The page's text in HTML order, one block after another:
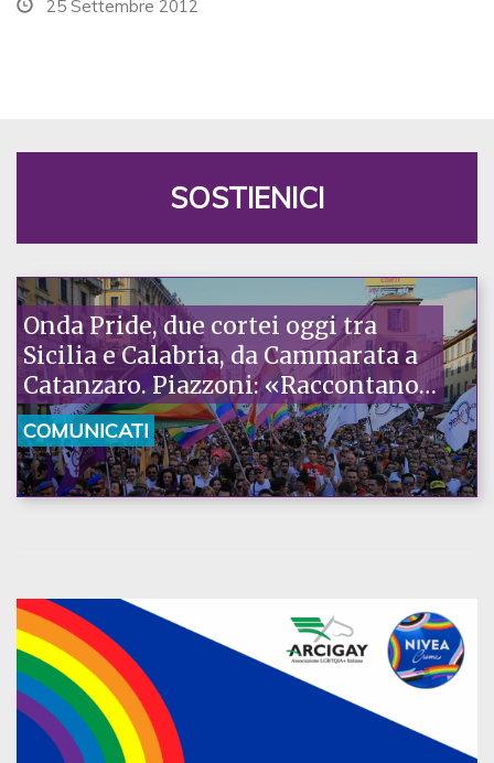
25 Settembre 2012
SOSTIENICI
Onda Pride, due cortei oggi tra
Sicilia e Calabria, da Cammarata a
Catanzaro. Piazzoni: «Raccontano
la nostra ostinazione»
COMUNICATI